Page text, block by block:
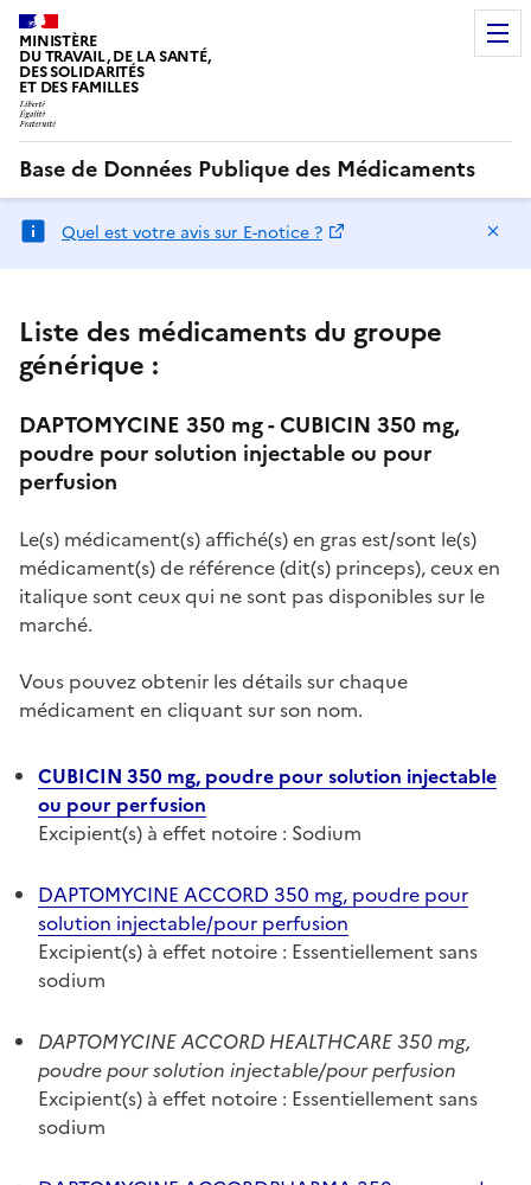
MINISTÈRE
DU TRAVAIL, DE LA SANTÉ,
DES SOLIDARITÉS
ET DES FAMILLES
Base de Données Publique des Médicaments
Quel est votre avis sur E-notice ?
Liste des médicaments du groupe
générique :
DAPTOMYCINE 350 mg - CUBICIN 350 mg,
poudre pour solution injectable ou pour
perfusion
Le(s) médicament(s) affiché(s) en gras est/sont le(s)
médicament(s) de référence (dit(s) princeps), ceux en
italique sont ceux qui ne sont pas disponibles sur le
marché.
Vous pouvez obtenir les détails sur chaque
médicament en cliquant sur son nom.
CUBICIN 350 mg, poudre pour solution injectable
ou pour perfusion
Excipient(s) à effet notoire : Sodium
DAPTOMYCINE ACCORD 350 mg, poudre pour
solution injectable/pour perfusion
Excipient(s) à effet notoire : Essentiellement sans
sodium
DAPTOMYCINE ACCORD HEALTHCARE 350 mg,
poudre pour solution injectable/pour perfusion
Excipient(s) à effet notoire : Essentiellement sans
sodium